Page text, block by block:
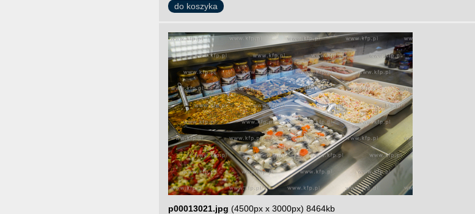
do koszyka
p00013021.jpg (4500px x 3000px) 8464kb